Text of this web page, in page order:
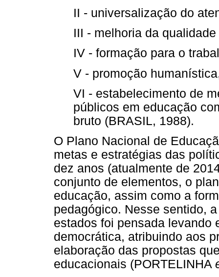
II - universalização do
III - melhoria da
IV - formação para o
V - promoção
VI - estabelecimento de
públicos em educação
bruto (BRASIL, 1988).
O Plano Nacional de
metas e estratégias das
dez anos (atualmente de
conjunto de elementos, o
educação, assim como a
pedagógico. Nesse sentido,
estados foi pensada levando
democrática, atribuindo aos
elaboração das propostas
educacionais (PORTELINHA